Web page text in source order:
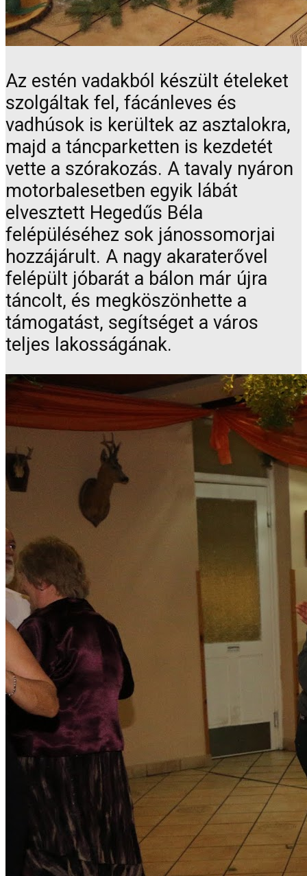
Az estén vadakból készült ételeket
szolgáltak fel, fácánleves és
vadhúsok is kerültek az asztalokra,
majd a táncparketten is kezdetét
vette a szórakozás. A tavaly nyáron
motorbalesetben egyik lábát
elvesztett Hegedűs Béla
felépüléséhez sok jánossomorjai
hozzájárult. A nagy akaraterővel
felépült jóbarát a bálon már újra
táncolt, és megköszönhette a
támogatást, segítséget a város
teljes lakosságának.